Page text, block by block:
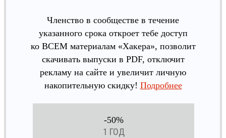
Членство в сообществе в течение
указанного срока откроет тебе доступ
ко ВСЕМ материалам «Хакера», позволит
скачивать выпуски в PDF, отключит
рекламу на сайте и увеличит личную
накопительную скидку! Подробнее
-50%
1 ГОД